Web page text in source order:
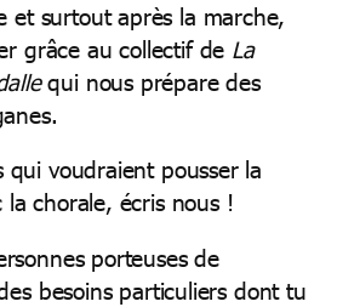
et surtout après la marche,
grâce au collectif de La
qui nous prépare des
qui voudraient pousser la
la chorale, écris nous !
porteuses de
besoins particuliers dont tu